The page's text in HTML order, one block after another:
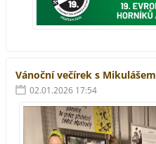
Vánoční večírek s Mikulášem
02.01.2026 17:54